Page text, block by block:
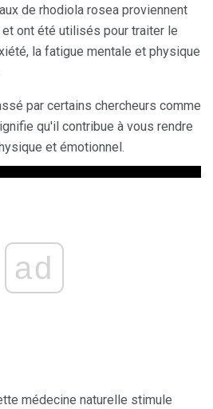
de rhodiola rosea proviennent
ont été utilisés pour traiter le
la fatigue mentale et physique
par certains chercheurs comme
qu'il contribue à vous rendre
et émotionnel.
ad
médecine naturelle stimule